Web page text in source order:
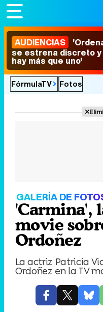
AUDIENCIAS
se estrena discreto y
hay más que uno'
FórmulaTV Fotos
GALERÍA DE
'Carmina',
movie
Ordoñez
La actriz Patricia
Ordoñez en la TV